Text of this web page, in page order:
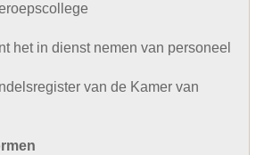
het in dienst nemen van personeel
van de Kamer van